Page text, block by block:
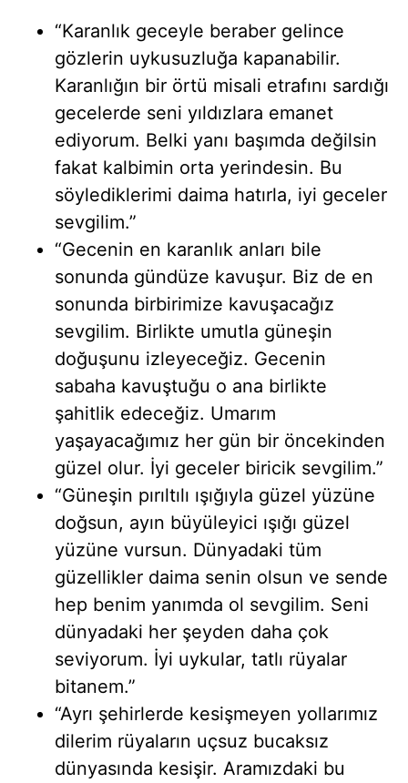
“Karanlık geceyle beraber gelince
gözlerin uykusuzluğa kapanabilir.
Karanlığın bir örtü misali etrafını sardığı
gecelerde seni yıldızlara emanet
ediyorum. Belki yanı başımda değilsin
fakat kalbimin orta yerindesin. Bu
söylediklerimi daima hatırla, iyi geceler
sevgilim.”
“Gecenin en karanlık anları bile
sonunda gündüze kavuşur. Biz de en
sonunda birbirimize kavuşacağız
sevgilim. Birlikte umutla güneşin
doğuşunu izleyeceğiz. Gecenin
sabaha kavuştuğu o ana birlikte
şahitlik edeceğiz. Umarım
yaşayacağımız her gün bir öncekinden
güzel olur. İyi geceler biricik sevgilim.”
“Güneşin pırıltılı ışığıyla güzel yüzüne
doğsun, ayın büyüleyici ışığı güzel
yüzüne vursun. Dünyadaki tüm
güzellikler daima senin olsun ve sende
hep benim yanımda ol sevgilim. Seni
dünyadaki her şeyden daha çok
seviyorum. İyi uykular, tatlı rüyalar
bitanem.”
“Ayrı şehirlerde kesişmeyen yollarımız
dilerim rüyaların uçsuz bucaksız
dünyasında kesişir. Aramızdaki bu